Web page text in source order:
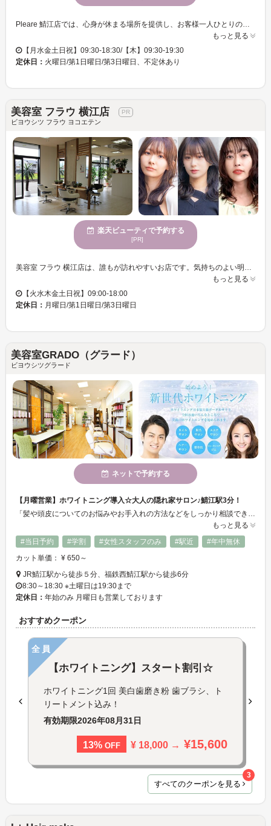
もっと見る
【月水金土日祝】09:30-18:30/【木】09:30-19:30
定休日： 火曜日/第1日曜日/第3日曜日、不定休あり
美容室 フラウ 横江店
ビヨウシツ フラウ ヨコエテン
楽天ビューティで予約する
[PR]
もっと見る
【火水木金土日祝】09:00-18:00
定休日： 月曜日/第1日曜日/第3日曜日
美容室GRADO（グラード）
ビヨウシツグラード
ネットで予約する
【月曜営業】ホワイトニング導入☆大人の隠れ家サロン♪鯖江駅3分！
「髪や頭皮についてのお悩みやお手入れの方法などをしっかり相談できる」と厚く信頼されている鯖江の人気ヘアサロン☆毎日、早朝から営業しているから忙しくても時間を合わせやすい♪しかも！今、注目のセルフホワイトニングもできちゃいます！！痛みなくスピーディーにできると評判です◎美しく輝く髪と歯を手に入れて素敵な大人女性に*.°
もっと見る
#当日予約
#学割 #女性スタッフのみ #駅近
#年中無休
カット単価： ¥ 650～
JR鯖江駅から徒歩５分、福鉄西鯖江駅から徒歩6分
8:30～18:30 ※土曜日は19:30まで
定休日： 年始のみ 月曜日も営業しております
おすすめクーポン
全員
【ホワイトニング】スタート割引☆
ホワイトニング1回 美白歯磨き粉 歯ブラシ、ト
リートメント込み！
有効期限2026年08月31日
13% OFF ¥ 18,000 → ¥15,600
すべてのクーポンを見る
3